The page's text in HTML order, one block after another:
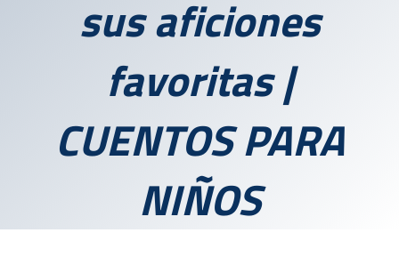
sus aficiones
favoritas |
CUENTOS PARA
NIÑOS